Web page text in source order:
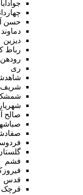
حسن
دماوند
دیزین
رباط
رودهن
ری
شریف
شهریار
صالح
فشم
قدس
قرچک